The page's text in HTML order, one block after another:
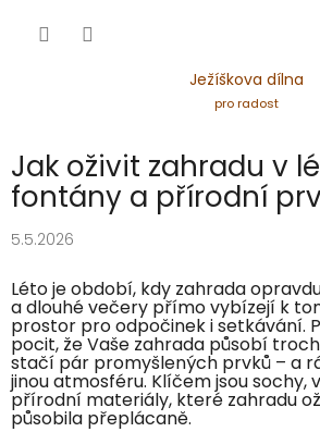
Ježíškova dílna
pro radost
Jak oživit zahradu v
fontány a přírodní
5.5.2026
Léto je období, kdy zahrada
a dlouhé večery přímo vybízejí k
prostor pro odpočinek i setkávání.
pocit, že Vaše zahrada působí
stačí pár promyšlených prvků – a
jinou atmosféru. Klíčem jsou sochy,
přírodní materiály, které zahradu
působila přeplácaně.